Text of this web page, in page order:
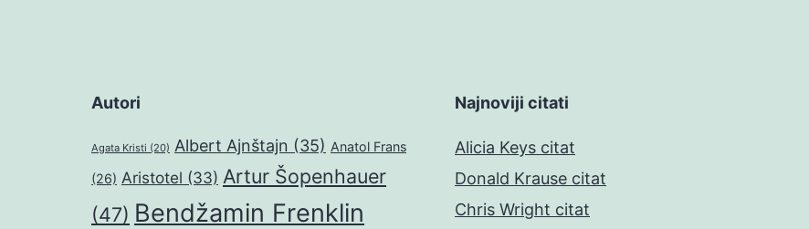
Autori
Agata Kristi (20) Albert Ajnštajn (35) Anatol Frans
(26) Aristotel (33) Artur Šopenhauer
(47) Bendžamin Frenklin
Najnoviji citati
Alicia Keys citat
Donald Krause citat
Chris Wright citat